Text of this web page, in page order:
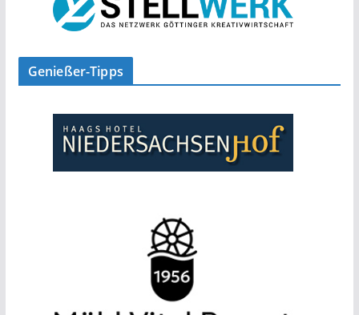
Genießer-Tipps